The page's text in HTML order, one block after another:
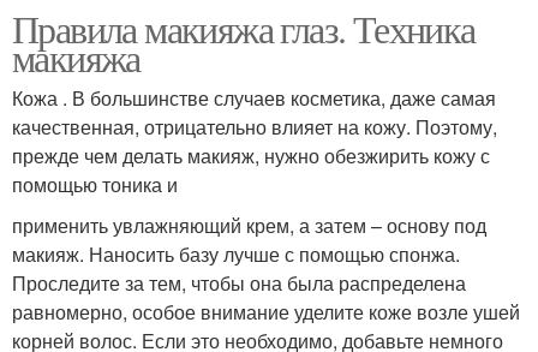
Правила макияжа глаз. Техника
макияжа
Кожа . В большинстве случаев косметика, даже самая
качественная, отрицательно влияет на кожу. Поэтому,
прежде чем делать макияж, нужно обезжирить кожу с
помощью тоника и
применить увлажняющий крем, а затем – основу под
макияж. Наносить базу лучше с помощью спонжа.
Проследите за тем, чтобы она была распределена
равномерно, особое внимание уделите коже возле ушей
корней волос. Если это необходимо, добавьте немного